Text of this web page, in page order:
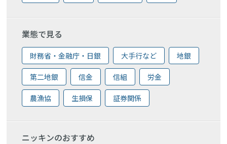
業態で見る
財務省・金融庁・日銀 大手行など 地銀
第二地銀 信金 信組 労金
農漁協 生損保 証券関係
ニッキンのおすすめ